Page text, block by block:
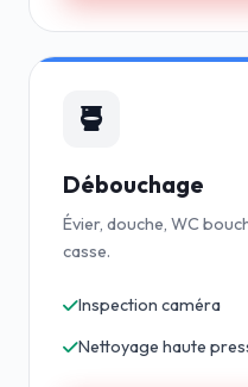
Débouchage
Évier, douche, WC
casse.
Inspection caméra
Nettoyage haute